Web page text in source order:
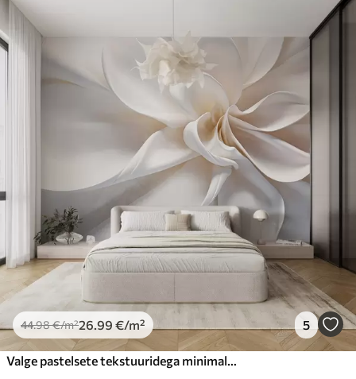
44.98€/m²26 .99 €/m² 5